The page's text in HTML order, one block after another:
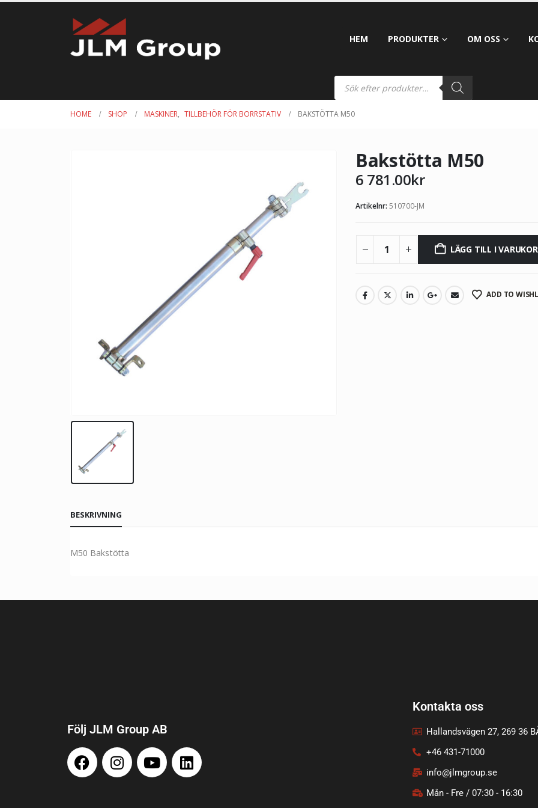
HEM PRODUKTER OM OSS
HOME SHOP MASKINER, TILLBEHÖR FÖR BORRSTATIV BAKSTÖTTA M50
Bakstötta M50
6 781.00kr
Artikelnr: 510700-JM
LÄGG TILL I
ADD TO
BESKRIVNING
M50 Bakstötta
Följ JLM Group AB
Kontakta oss
Hallandsvägen 27, 269 36
+46 431-71000
info@jlmgroup.se
Mån - Fre / 07:30 - 16:30